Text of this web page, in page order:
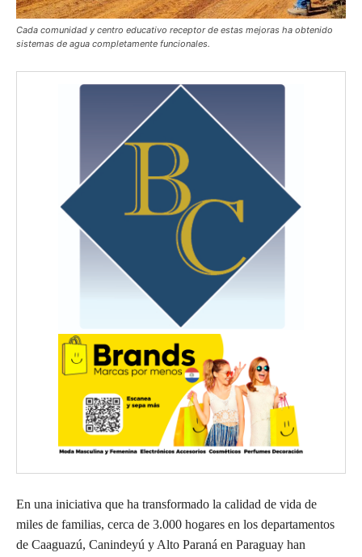
Cada comunidad y centro educativo receptor de estas mejoras ha obtenido
sistemas de agua completamente funcionales.
En una iniciativa que ha transformado la calidad de vida de
miles de familias, cerca de 3.000 hogares en los departamentos
de Caaguazú, Canindeyú y Alto Paraná en Paraguay han